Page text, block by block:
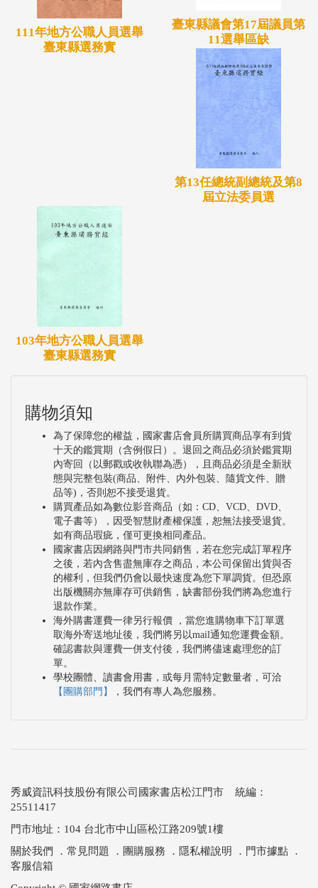
111年地方公職人員選舉
臺東縣選務實
臺東縣議會第17屆議員第
11選舉區缺
第13任總統副總統及第8
屆立法委員選
103年地方公職人員選舉
臺東縣選務實
購物須知
為了保障您的權益，國家書店會員所購買商品享有到貨
十天的鑑賞期（含例假日）。退回之商品必須於鑑賞期
內寄回（以郵戳或收執聯為憑），且商品必須是全新狀
態與完整包裝(商品、附件、內外包裝、隨貨文件、贈
品等)，否則恕不接受退貨。
購買產品如為數位影音商品（如：CD、VCD、DVD、
電子書等），因受智慧財產權保護，恕無法接受退貨。
如有商品瑕疵，僅可更換相同產品。
國家書店因網路與門市共同銷售，若在您完成訂單程序
之後，若內含售盡無庫存之商品，本公司保留出貨與否
的權利，但我們仍會以最快速度為您下單調貨。但恐原
出版機關亦無庫存可供銷售，缺書部份我們將為您進行
退款作業。
海外購書運費一律另行報價 ，當您進購物車下訂單選
取海外寄送地址後，我們將另以mail通知您運費金額。
確認書款與運費一併支付後，我們將儘速處理您的訂
單。
學校團體、讀書會用書，或每月需特定數量者，可洽
【團購部門】
，我們有專人為您服務。
秀威資訊科技股份有限公司國家書店松江門市 統編：
25511417
門市地址：104 台北市中山區松江路209號1樓
關於我們
． 常見問題 ． 團購服務 ． 隱私權說明 ． 門市據點 ．
客服信箱